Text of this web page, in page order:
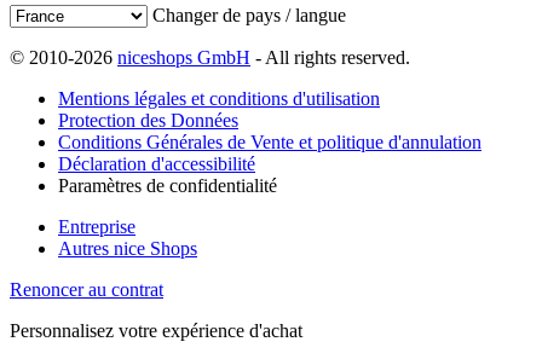
Changer de pays / langue
© 2010-2026 niceshops GmbH - All rights reserved.
Mentions légales et conditions d'utilisation
Protection des Données
Conditions Générales de Vente et politique d'annulation
Déclaration d'accessibilité
Paramètres de confidentialité
Entreprise
Autres nice Shops
Renoncer au contrat
Personnalisez votre expérience d'achat